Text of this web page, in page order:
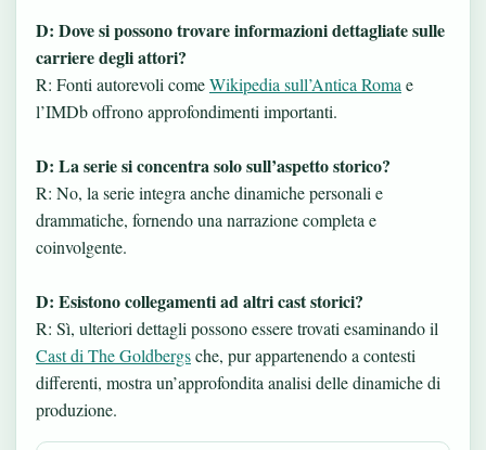
D: Dove si possono trovare informazioni dettagliate sulle
carriere degli attori?
R: Fonti autorevoli comeWikipedia sull’Antica Roma e
l’IMDb offrono approfondimenti importanti.
D: La serie si concentra solo sull’aspetto storico?
R: No, la serie integra anche dinamiche personali e
drammatiche, fornendo una narrazione completa e
coinvolgente.
D: Esistono collegamenti ad altri cast storici?
R: Sì, ulteriori dettagli possono essere trovati esaminando il
Cast di The Goldbergsche, pur appartenendo a contesti
differenti, mostra un’approfondita analisi delle dinamiche di
produzione.